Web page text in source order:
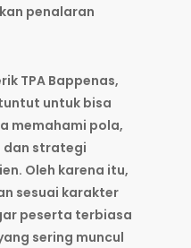
penalaran
TPA Bappenas,
untuk bisa
memahami pola,
dan strategi
Oleh karena itu,
sesuai karakter
peserta terbiasa
sering muncul